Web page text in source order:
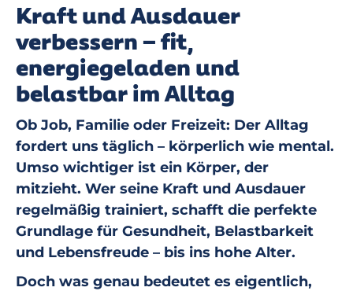
Kraft und Ausdauer
verbessern – fit,
energiegeladen und
belastbar im Alltag
Ob Job, Familie oder Freizeit: Der Alltag
fordert uns täglich – körperlich wie mental.
Umso wichtiger ist ein Körper, der
mitzieht. Wer seine Kraft und Ausdauer
regelmäßig trainiert, schafft die perfekte
Grundlage für Gesundheit, Belastbarkeit
und Lebensfreude – bis ins hohe Alter.
Doch was genau bedeutet es eigentlich,